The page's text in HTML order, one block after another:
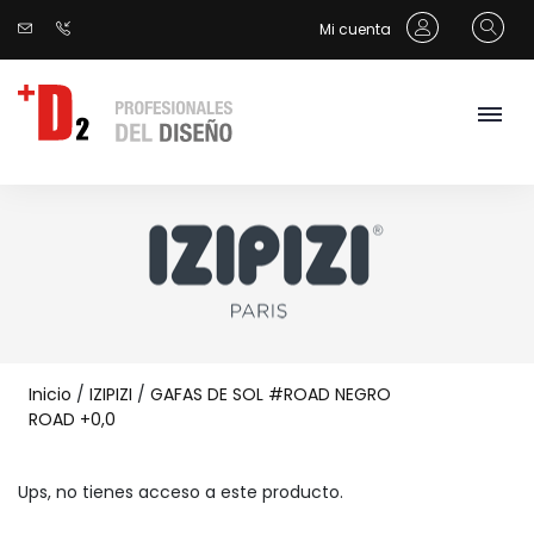
Mi cuenta
Inicio / IZIPIZI / GAFAS DE SOL #ROAD NEGRO
ROAD +0,0
Ups, no tienes acceso a este producto.